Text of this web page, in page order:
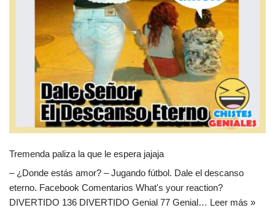
Tremenda paliza la que le espera jajaja
– ¿Donde estás amor? – Jugando fútbol. Dale el descanso
eterno. Facebook Comentarios What's your reaction?
DIVERTIDO 136 DIVERTIDO Genial 77 Genial… Leer más »